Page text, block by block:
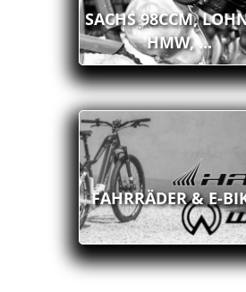
SACHS 98CCM,
HMW, ...
FAHRRÄDER & E-